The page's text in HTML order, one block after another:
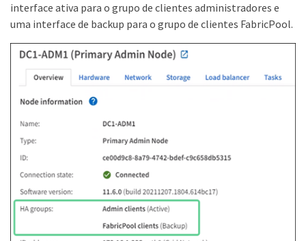
interface ativa para o grupo de clientes administradores e
uma interface de backup para o grupo de clientes FabricPool.